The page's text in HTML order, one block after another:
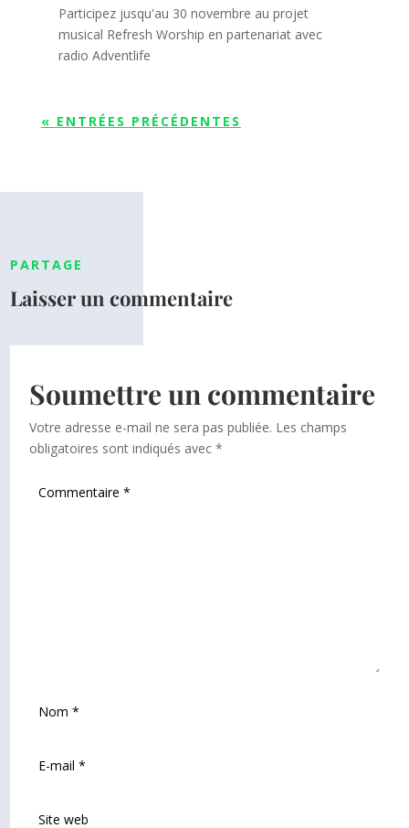
Participez jusqu'au 30 novembre au projet
musical Refresh Worship en partenariat avec
radio Adventlife
« ENTRÉES PRÉCÉDENTES
PARTAGE
Laisser un commentaire
Soumettre un commentaire
Votre adresse e-mail ne sera pas publiée. Les champs
obligatoires sont indiqués avec*